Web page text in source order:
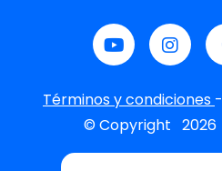
Términos y condiciones -
© Copyright 2026